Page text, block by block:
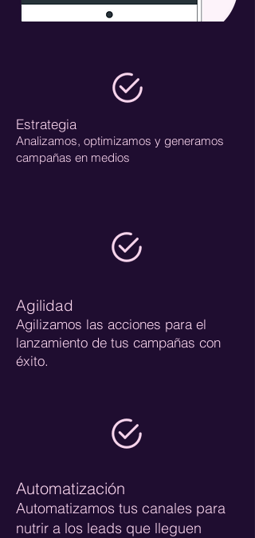
Estrategia
Analizamos, optimizamos y generamos
campañas en medios
Agilidad
Agilizamos las acciones para el
lanzamiento de tus campañas con
éxito.
Automatización
Automatizamos tus canales para
nutrir a los leads que lleguen